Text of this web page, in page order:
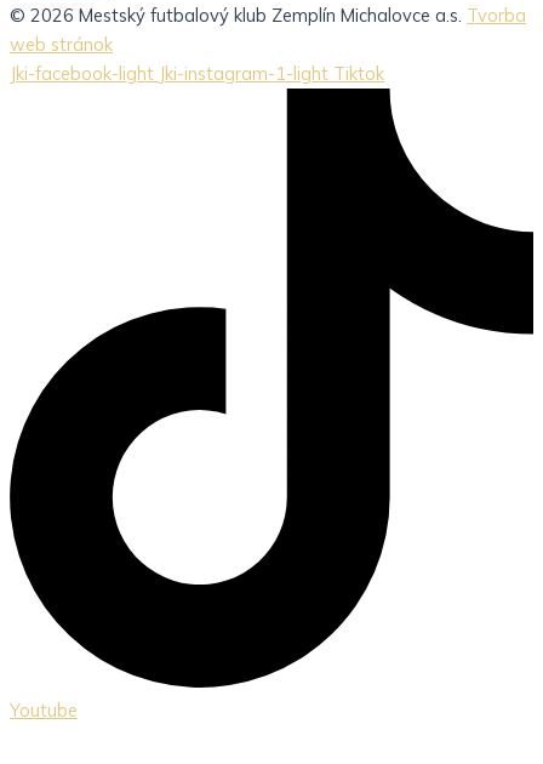
© 2026 Mestský futbalový klub Zemplín Michalovce a.s. Tvorba
web stránok
Jki-facebook-light Jki-instagram-1-light Tiktok
Youtube